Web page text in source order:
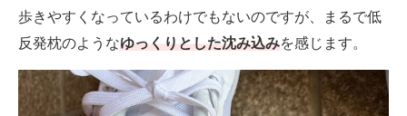
歩きやすくなっているわけでもないのですが、まるで低
反発枕のようなゆっくりとした沈み込みを感じます。